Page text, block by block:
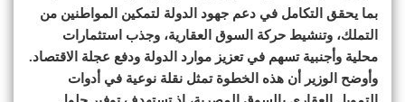
بما يحقق التكامل في دعم جهود الدولة لتمكين المواطنين من
التملك، وتنشيط حركة السوق العقارية، وجذب استثمارات
محلية وأجنبية تسهم في تعزيز موارد الدولة ودفع عجلة الاقتصاد.
وأوضح الوزير أن هذه الخطوة تمثل نقلة نوعية في أدوات